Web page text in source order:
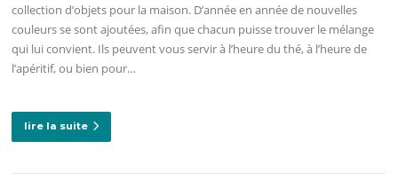
collection d’objets pour la maison. D’année en année de nouvelles
couleurs se sont ajoutées, afin que chacun puisse trouver le mélange
qui lui convient. Ils peuvent vous servir à l’heure du thé, à l’heure de
l’apéritif, ou bien pour…
lire la suite